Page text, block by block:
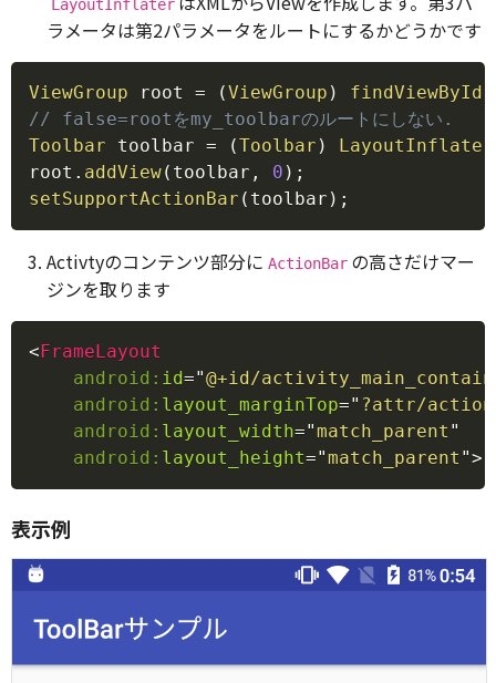
LayoutInflater
ラメータは第2パラメータをルートにするかどうかです
ViewGroup root = (ViewGroup ) findViewById
// false=rootをmy_toolbarのルートにしない.
Toolbar toolbar = (Toolbar ) LayoutInflater
root . addView( toolbar , 0 ) ;
setSupportActionBar ( toolbar ) ;
Copy
Activtyのコンテンツ部分に ActionBar の高さだけマー
ジンを取ります
< FrameLayout
android: id="@+id/
android: layout_marginTop=" ?attr/
android: layout_width="match_parent "
android: layout_height="match_parent ">
表示例